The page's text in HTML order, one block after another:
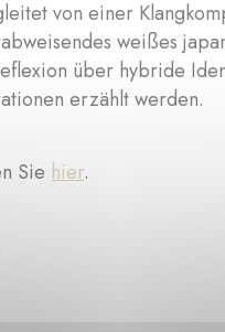
von einer
weißes
über hybride
erzählt werden.
Sie hier.